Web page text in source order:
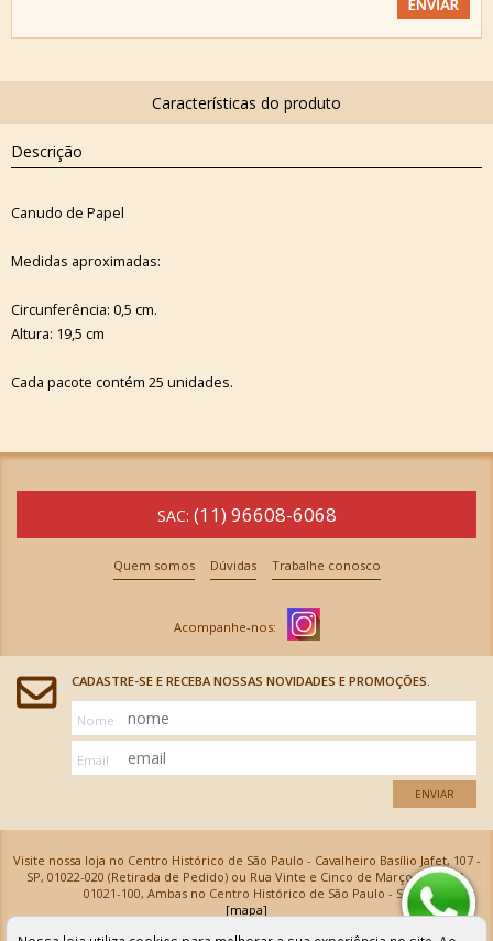
Descrição
Canudo de Papel
Medidas aproximadas:
Circunferência: 0,5 cm.
Altura: 19,5 cm
Cada pacote contém 25 unidades.
SAC: (11) 96608-6068
Quem somos Dúvidas Trabalhe conosco
CADASTRE-SE E RECEBA NOSSAS NOVIDADES E PROMOÇÕES.
Nome
Email
ENVIAR
Visite nossa loja no Centro Histórico de São Paulo - Cavalheiro Basílio Jafet, 107 -
SP, 01022-020 (Retirada de Pedido) ou Rua Vinte e Cinco de Março, 576 - SP,
01021-100, Ambas no Centro Histórico de São Paulo - SP
[mapa]
Armarinhos Santa Cecília Ltda | CNPJ: 61.069.639/0001-18